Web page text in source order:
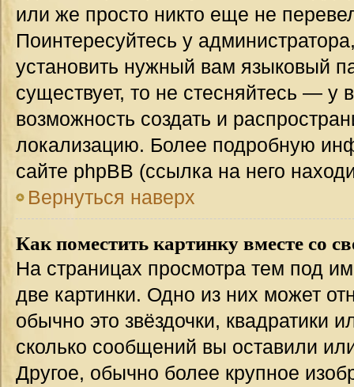
или же просто никто еще не
Поинтересуйтесь у
установить нужный вам языковый
существует, то не стесняйтесь — у
возможность создать и
локализацию. Более подробную
сайте phpBB (ссылка на него
Вернуться наверх
Как поместить картинку вместе со
На страницах просмотра тем под
две картинки. Одно из них может
обычно это звёздочки, квадратики
сколько сообщений вы оставили
Другое, обычно более крупное